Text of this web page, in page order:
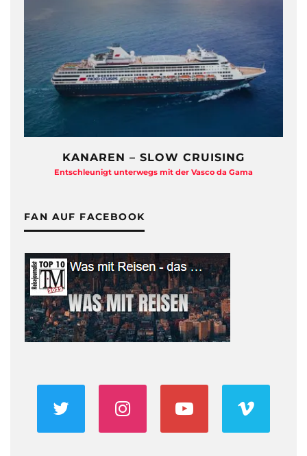
KANAREN – SLOW CRUISING
Entschleunigt unterwegs mit der Vasco da Gama
FAN AUF FACEBOOK